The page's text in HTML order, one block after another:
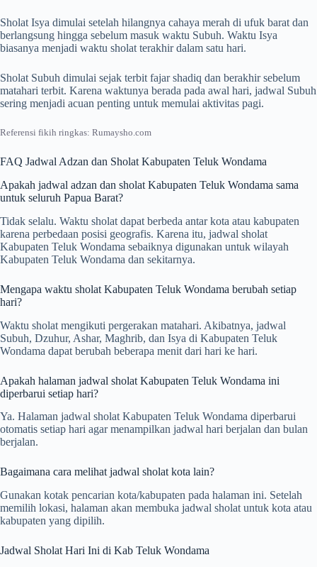
Sholat Isya dimulai setelah hilangnya cahaya merah di ufuk barat dan
berlangsung hingga sebelum masuk waktu Subuh. Waktu Isya
biasanya menjadi waktu sholat terakhir dalam satu hari.
Sholat Subuh dimulai sejak terbit fajar shadiq dan berakhir sebelum
matahari terbit. Karena waktunya berada pada awal hari, jadwal Subuh
sering menjadi acuan penting untuk memulai aktivitas pagi.
Referensi fikih ringkas: Rumaysho.com
FAQ Jadwal Adzan dan Sholat Kabupaten Teluk Wondama
Apakah jadwal adzan dan sholat Kabupaten Teluk Wondama sama
untuk seluruh Papua Barat?
Tidak selalu. Waktu sholat dapat berbeda antar kota atau kabupaten
karena perbedaan posisi geografis. Karena itu, jadwal sholat
Kabupaten Teluk Wondama sebaiknya digunakan untuk wilayah
Kabupaten Teluk Wondama dan sekitarnya.
Mengapa waktu sholat Kabupaten Teluk Wondama berubah setiap
hari?
Waktu sholat mengikuti pergerakan matahari. Akibatnya, jadwal
Subuh, Dzuhur, Ashar, Maghrib, dan Isya di Kabupaten Teluk
Wondama dapat berubah beberapa menit dari hari ke hari.
Apakah halaman jadwal sholat Kabupaten Teluk Wondama ini
diperbarui setiap hari?
Ya. Halaman jadwal sholat Kabupaten Teluk Wondama diperbarui
otomatis setiap hari agar menampilkan jadwal hari berjalan dan bulan
berjalan.
Bagaimana cara melihat jadwal sholat kota lain?
Gunakan kotak pencarian kota/kabupaten pada halaman ini. Setelah
memilih lokasi, halaman akan membuka jadwal sholat untuk kota atau
kabupaten yang dipilih.
Jadwal Sholat Hari Ini di Kab Teluk Wondama